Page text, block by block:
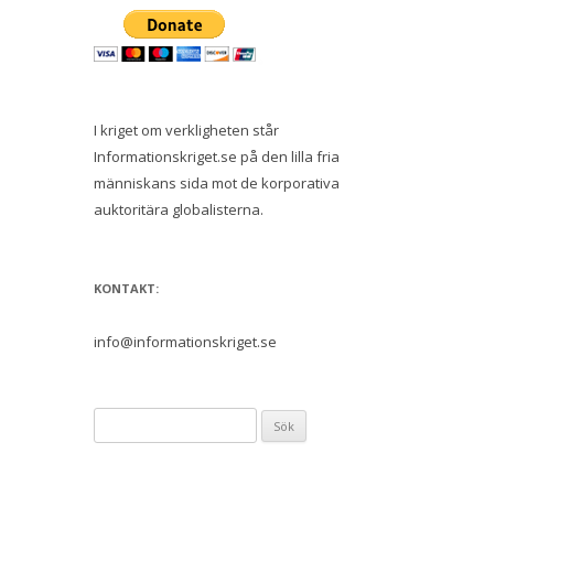
I kriget om verkligheten står
Informationskriget.se på den lilla fria
människans sida mot de korporativa
auktoritära globalisterna.
KONTAKT:
info@informationskriget.se
efter: